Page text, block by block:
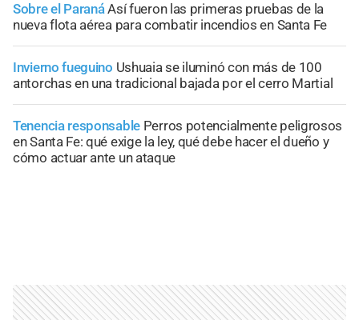
Sobre el ParanáAsí fueron las primeras pruebas de la
nueva flota aérea para combatir incendios en Santa Fe
Invierno fueguino Ushuaia se iluminó con más de 100
antorchas en una tradicional bajada por el cerro Martial
Tenencia responsable Perros potencialmente peligrosos
en Santa Fe: qué exige la ley, qué debe hacer el dueño y
cómo actuar ante un ataque